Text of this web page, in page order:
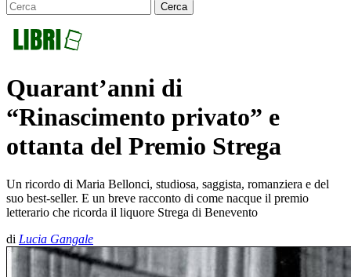
Quarant’anni di
“Rinascimento privato” e
ottanta del Premio Strega
Un ricordo di Maria Bellonci, studiosa, saggista, romanziera e del
suo best-seller. E un breve racconto di come nacque il premio
letterario che ricorda il liquore Strega di Benevento
di Lucia Gangale